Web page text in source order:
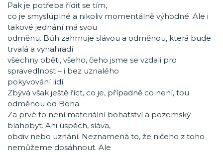
Pak je potřeba řídit se tím,
co je smysluplné a nikoliv momentálně výhodné. Ale i
takové jednání má svou
odměnu. Bůh zahrnuje slávou a odměnou, která bude
trvalá a vynahradí
všechny oběti, všeho, čeho jsme se vzdali pro
spravedlnost – i bez uznalého
pokyvování lidí.
Zbývá však ještě říct, co je, případně co není, tou
odměnou od Boha.
Za prvé to není materiální bohatství a pozemský
blahobyt. Ani úspěch, sláva,
obdiv nebo uznání. Neznamená to, že ničeho z toho
nemůžeme dosáhnout. Ale